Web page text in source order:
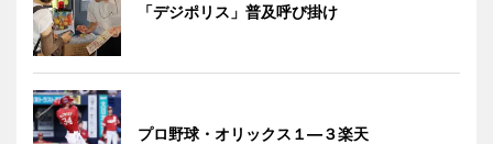
「デジポリス」普及呼び掛け
プロ野球・オリックス１―３楽天